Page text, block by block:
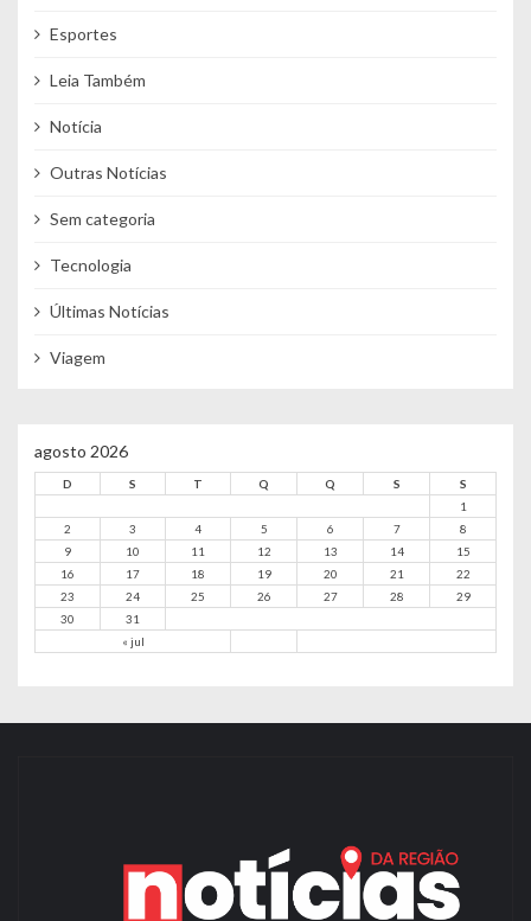
Esportes
Leia Também
Notícia
Outras Notícias
Sem categoria
Tecnologia
Últimas Notícias
Viagem
agosto 2026
D S T Q Q S S
« jul
1
2
3 4 5 6 7
8
9
10 11 12 13 14
15
16
17 18 19 20 21
22
23
24 25 26 27 28
29
30
31